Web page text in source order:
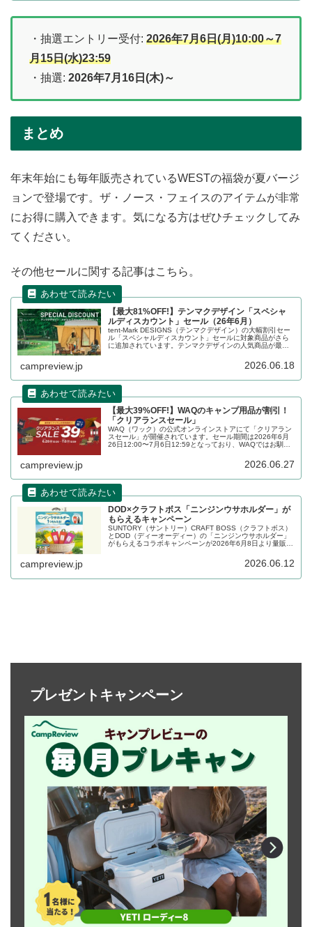
・抽選エントリー受付: 2026年7月6日(月)10:00～7
月15日(水)23:59
・抽選: 2026年7月16日(木)～
まとめ
年末年始にも毎年販売されているWESTの福袋が夏バージ
ョンで登場です。ザ・ノース・フェイスのアイテムが非常
にお得に購入できます。気になる方はぜひチェックしてみ
てください。
その他セールに関する記事はこちら。
【最大81%OFF!】テンマクデザイン「スペシャ
ルディスカウント」セール（26年6月）
tent-Mark DESIGNS（テンマクデザイン）の大幅割引セー
ル「スペシャルディスカウント」セールに対象商品がさら
に追加されています。テンマクデザインの人気商品が最大
campreview.jp 2026.06.18
【最大39%OFF!】WAQのキャンプ用品が割引！
「クリアランスセール」
WAQ（ワック）の公式オンラインストアにて「クリアラン
スセール」が開催されています。セール期間は2026年6月
26日12:00〜7月6日12:59となっており、WAQではお馴染
campreview.jp 2026.06.27
DOD×クラフトボス「ニンジンウサホルダー」が
もらえるキャンペーン
SUNTORY（サントリー）CRAFT BOSS（クラフトボス）
とDOD（ディーオーディー）の「ニンジンウサホルダー」
がもらえるコラボキャンペーンが2026年6月8日より量販店
購入可能店舗など、詳細をレビューします。
campreview.jp 2026.06.12
プレゼントキャンペーン